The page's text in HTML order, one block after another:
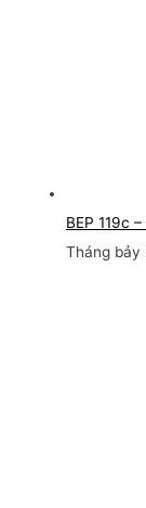
BEP 119c
Tháng bảy